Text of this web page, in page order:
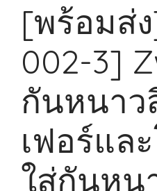
[พร้อมส่
002-3]
กันหนาว
เฟอร์แล
ใส่กันหน